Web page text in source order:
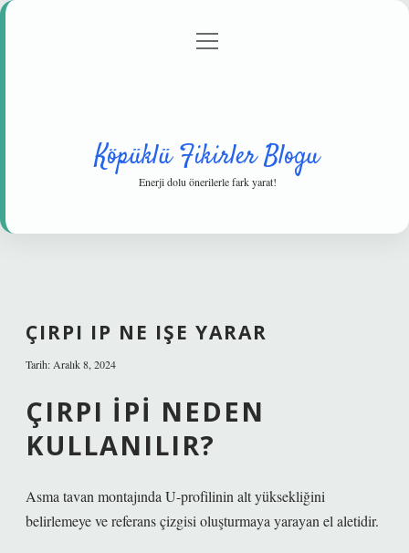
Gizlilik Politikası
menüyü
Köpüklü Fikirler Blogu
Enerji dolu önerilerle fark yarat!
ÇIRPI IP NE IŞE YARAR
Tarih: Aralık 8, 2024
ÇIRPI IPI NEDEN
KULLANILIR?
Asma tavan montajında ​​U-profilinin alt yüksekliğini
belirlemeye ve referans çizgisi oluşturmaya yarayan el aletidir.